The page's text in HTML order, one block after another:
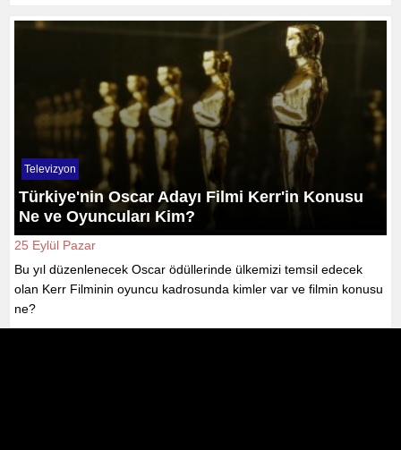
Televizyon
Türkiye'nin Oscar Adayı Filmi Kerr'in Konusu
Ne ve Oyuncuları Kim?
25 Eylül Pazar
Bu yıl düzenlenecek Oscar ödüllerinde ülkemizi temsil edecek
olan Kerr Filminin oyuncu kadrosunda kimler var ve filmin konusu
ne?